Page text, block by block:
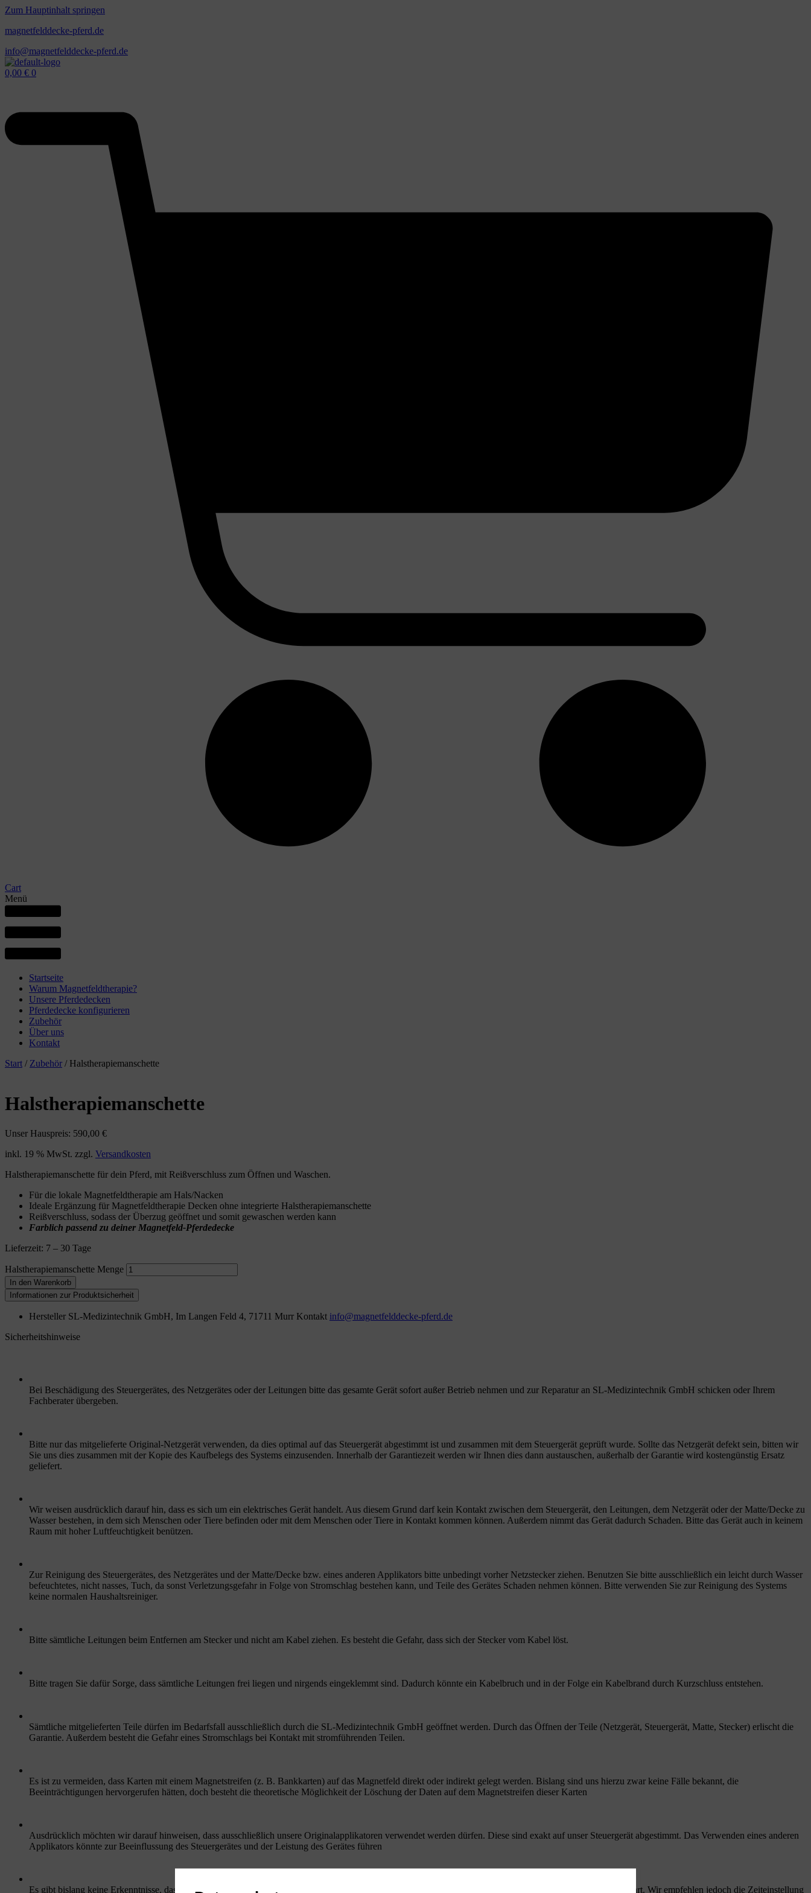
Zum Hauptinhalt springen
magnetfelddecke-pferd.de
info@magnetfelddecke-pferd.de
0,00 € 0
Cart
Menü
Startseite
Warum Magnetfeldtherapie?
Unsere Pferdedecken
Pferdedecke konfigurieren
Zubehör
Über uns
Kontakt
Start / Zubehör / Halstherapiemanschette
Halstherapiemanschette
Unser Hauspreis: 590,00 €
inkl. 19 % MwSt. zzgl. Versandkosten
Halstherapiemanschette für dein Pferd, mit Reißverschluss zum Öffnen und Waschen.
Für die lokale Magnetfeldtherapie am Hals/Nacken
Ideale Ergänzung für Magnetfeldtherapie Decken ohne integrierte Halstherapiemanschette
Reißverschluss, sodass der Überzug geöffnet und somit gewaschen werden kann
Farblich passend zu deiner Magnetfeld-Pferdedecke
Lieferzeit: 7 – 30 Tage
Halstherapiemanschette Menge
In den Warenkorb
Informationen zur Produktsicherheit
Hersteller SL-Medizintechnik GmbH, Im Langen Feld 4, 71711 Murr Kontakt info@magnetfelddecke-pferd.de
Sicherheitshinweise
Bei Beschädigung des Steuergerätes, des Netzgerätes oder der Leitungen bitte das gesamte Gerät sofort außer Betrieb nehmen und zur Reparatur an SL-Medizintechnik GmbH schicken oder Ihrem
Fachberater übergeben.
Bitte nur das mitgelieferte Original-Netzgerät verwenden, da dies optimal auf das Steuergerät abgestimmt ist und zusammen mit dem Steuergerät geprüft wurde. Sollte das Netzgerät defekt sein, bitten wir
Sie uns dies zusammen mit der Kopie des Kaufbelegs des Systems einzusenden. Innerhalb der Garantiezeit werden wir Ihnen dies dann austauschen, außerhalb der Garantie wird kostengünstig Ersatz
geliefert.
Wir weisen ausdrücklich darauf hin, dass es sich um ein elektrisches Gerät handelt. Aus diesem Grund darf kein Kontakt zwischen dem Steuergerät, den Leitungen, dem Netzgerät oder der Matte/Decke zu
Wasser bestehen, in dem sich Menschen oder Tiere befinden oder mit dem Menschen oder Tiere in Kontakt kommen können. Außerdem nimmt das Gerät dadurch Schaden. Bitte das Gerät auch in keinem
Raum mit hoher Luftfeuchtigkeit benützen.
Zur Reinigung des Steuergerätes, des Netzgerätes und der Matte/Decke bzw. eines anderen Applikators bitte unbedingt vorher Netzstecker ziehen. Benutzen Sie bitte ausschließlich ein leicht durch Wasser
befeuchtetes, nicht nasses, Tuch, da sonst Verletzungsgefahr in Folge von Stromschlag bestehen kann, und Teile des Gerätes Schaden nehmen können. Bitte verwenden Sie zur Reinigung des Systems
keine normalen Haushaltsreiniger.
Bitte sämtliche Leitungen beim Entfernen am Stecker und nicht am Kabel ziehen. Es besteht die Gefahr, dass sich der Stecker vom Kabel löst.
Bitte tragen Sie dafür Sorge, dass sämtliche Leitungen frei liegen und nirgends eingeklemmt sind. Dadurch könnte ein Kabelbruch und in der Folge ein Kabelbrand durch Kurzschluss entstehen.
Sämtliche mitgelieferten Teile dürfen im Bedarfsfall ausschließlich durch die SL-Medizintechnik GmbH geöffnet werden. Durch das Öffnen der Teile (Netzgerät, Steuergerät, Matte, Stecker) erlischt die
Garantie. Außerdem besteht die Gefahr eines Stromschlags bei Kontakt mit stromführenden Teilen.
Es ist zu vermeiden, dass Karten mit einem Magnetstreifen (z. B. Bankkarten) auf das Magnetfeld direkt oder indirekt gelegt werden. Bislang sind uns hierzu zwar keine Fälle bekannt, die
Beeinträchtigungen hervorgerufen hätten, doch besteht die theoretische Möglichkeit der Löschung der Daten auf dem Magnetstreifen dieser Karten
Ausdrücklich möchten wir darauf hinweisen, dass ausschließlich unsere Originalapplikatoren verwendet werden dürfen. Diese sind exakt auf unser Steuergerät abgestimmt. Das Verwenden eines anderen
Applikators könnte zur Beeinflussung des Steuergerätes und der Leistung des Gerätes führen
Es gibt bislang keine Erkenntnisse, dass eine Anwendung von länger als 90 bzw. 60 Minuten zu einer körperlichen, bzw. gesundheitlichen Beeinträchtigung führt. Wir empfehlen jedoch die Zeiteinstellung